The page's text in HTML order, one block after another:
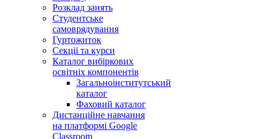
Розклад занять
Студентське
самоврядування
Гуртожиток
Секції та курси
Каталог вибіркових
освітніх компонентів
Загальноінститутський
каталог
Фаховий каталог
Дистанційне навчання
на платформі Google
Classroom